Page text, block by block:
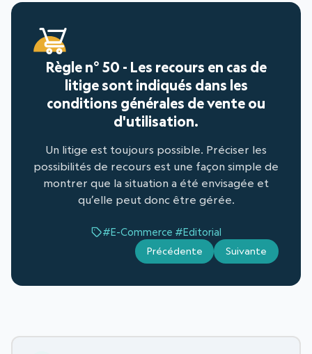
Règle n° 50 - Les recours en cas de
litige sont indiqués dans les
conditions générales de vente ou
d'utilisation.
Un litige est toujours possible. Préciser les
possibilités de recours est une façon simple de
montrer que la situation a été envisagée et
qu’elle peut donc être gérée.
#E-Commerce #Editorial
Précédente Suivante